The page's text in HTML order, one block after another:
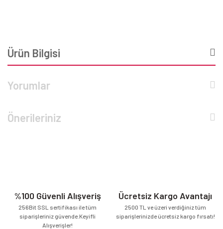
Ürün Bilgisi
Yorumlar
Önerileriniz
%100 Güvenli Alışveriş
256Bit SSL sertifikası ile tüm
siparişleriniz güvende.Keyifli
Alışverişler!
Ücretsiz Kargo Avantajı
2500 TL ve üzeri verdiğiniz tüm
siparişlerinizde ücretsiz kargo fırsatı!